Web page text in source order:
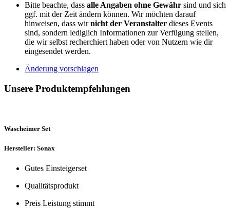
Bitte beachte, dass alle Angaben ohne Gewähr sind und sich
ggf. mit der Zeit ändern können. Wir möchten darauf
hinweisen, dass wirnicht der Veranstalter dieses Events
sind, sondern lediglich Informationen zur Verfügung stellen,
die wir selbst recherchiert haben oder von Nutzern wie dir
eingesendet werden.
Änderung vorschlagen
Unsere Produktempfehlungen
Wascheimer Set
Hersteller: Sonax
Gutes Einsteigerset
Qualitätsprodukt
Preis Leistung stimmt